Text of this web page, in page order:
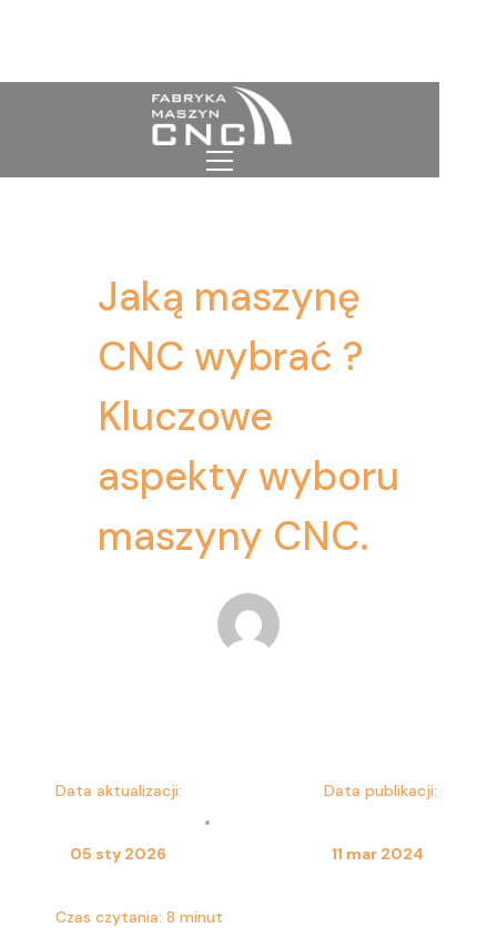
Jaką maszynę
CNC wybrać ?
Kluczowe
aspekty wyboru
maszyny CNC.
Data aktualizacji:
05 sty 2026
•
Data publikacji:
11 mar 2024
Czas czytania: 8 minut